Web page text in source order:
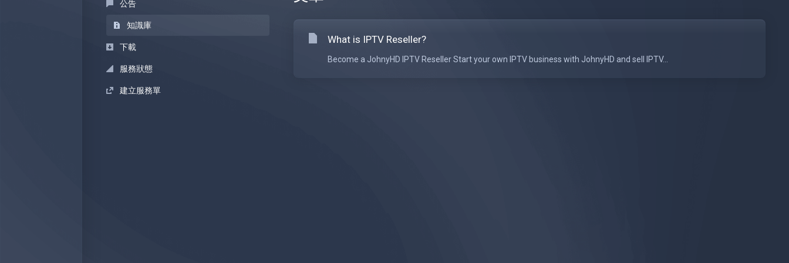
公告
知識庫
下載
服務狀態
建立服務單
What is IPTV Reseller?
Become a JohnyHD IPTV Reseller Start your own IPTV business with JohnyHD and sell IPTV...